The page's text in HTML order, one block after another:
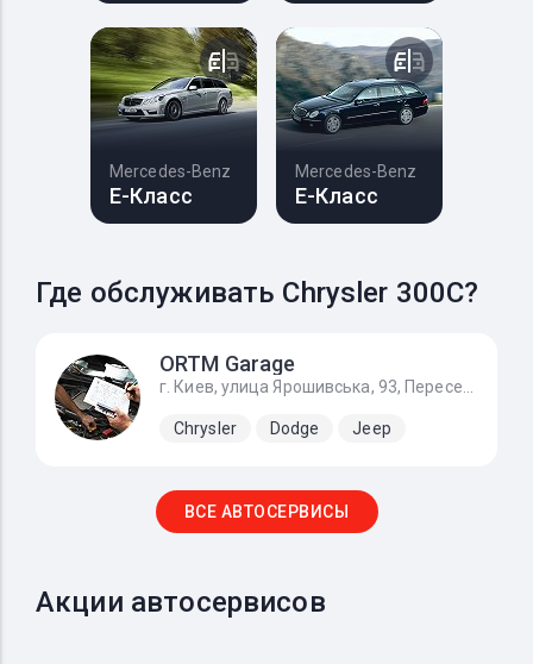
Mercedes-Benz
E-Класс
Mercedes-Benz
E-Класс
Где обслуживать Chrysler 300C?
ОRTM Garage
Chrysler Dodge Jeep
ВСЕ АВТОСЕРВИСЫ
Акции автосервисов